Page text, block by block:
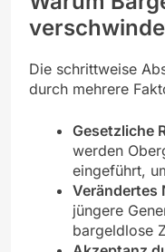
Die schrittweise
durch mehrere
Gesetzliche
werden
eingeführt,
Verändertes
jüngere
bargeldlose